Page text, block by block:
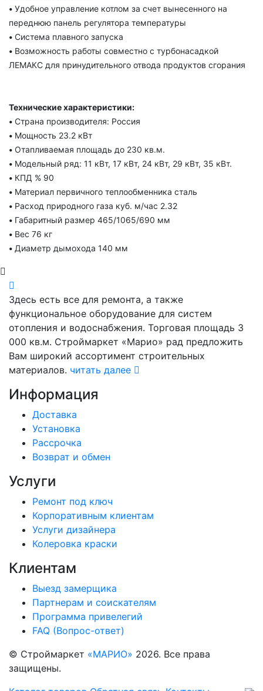
• Удобное управление котлом за счет вынесенного на
переднюю панель регулятора температуры
• Система плавного запуска
• Возможность работы совместно с турбонасадкой
ЛЕМАКС для принудительного отвода продуктов сгорания
Технические характеристики:
• Страна производителя: Россия
• Мощность 23.2 кВт
• Отапливаемая площадь до 230 кв.м.
• Модельный ряд: 11 кВт, 17 кВт, 24 кВт, 29 кВт, 35 кВт.
• КПД % 90
• Материал первичного теплообменника сталь
• Расход природного газа куб. м/час 2.32
• Габаритный размер 465/1065/690 мм
• Вес 76 кг
• Диаметр дымохода 140 мм
Здесь есть все для ремонта, а также
функциональное оборудование для систем
отопления и водоснабжения. Торговая площадь 3
000 кв.м. Строймаркет «Марио» рад предложить
Вам широкий ассортимент строительных
материалов. читать далее
Информация
Доставка
Установка
Рассрочка
Возврат и обмен
Услуги
Ремонт под ключ
Корпоративным клиентам
Услуги дизайнера
Колеровка краски
Клиентам
Выезд замерщика
Партнерам и соискателям
Программа привелегий
FAQ (Вопрос-ответ)
© Строймаркет «МАРИО» 2026. Все права
защищены.